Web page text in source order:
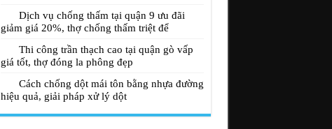
Dịch vụ chống thấm tại quận 9 ưu đãi
giảm giá 20%, thợ chống thấm triệt để
Thi công trần thạch cao tại quận gò vấp
giá tốt, thợ đóng la phông đẹp
Cách chống dột mái tôn bằng nhựa đường
hiệu quả, giải pháp xử lý dột